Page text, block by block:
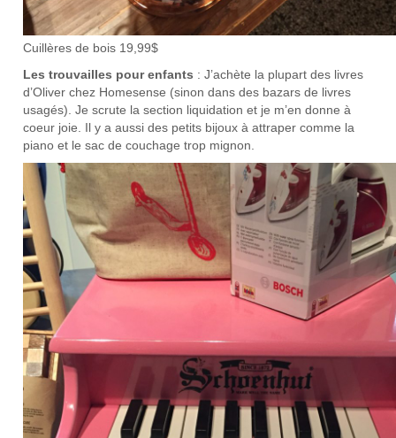
Cuillères de bois 19,99$
Les trouvailles pour enfants : J’achète la plupart des livres
d’Oliver chez Homesense (sinon dans des bazars de livres
usagés). Je scrute la section liquidation et je m’en donne à
coeur joie. Il y a aussi des petits bijoux à attraper comme la
piano et le sac de couchage trop mignon.